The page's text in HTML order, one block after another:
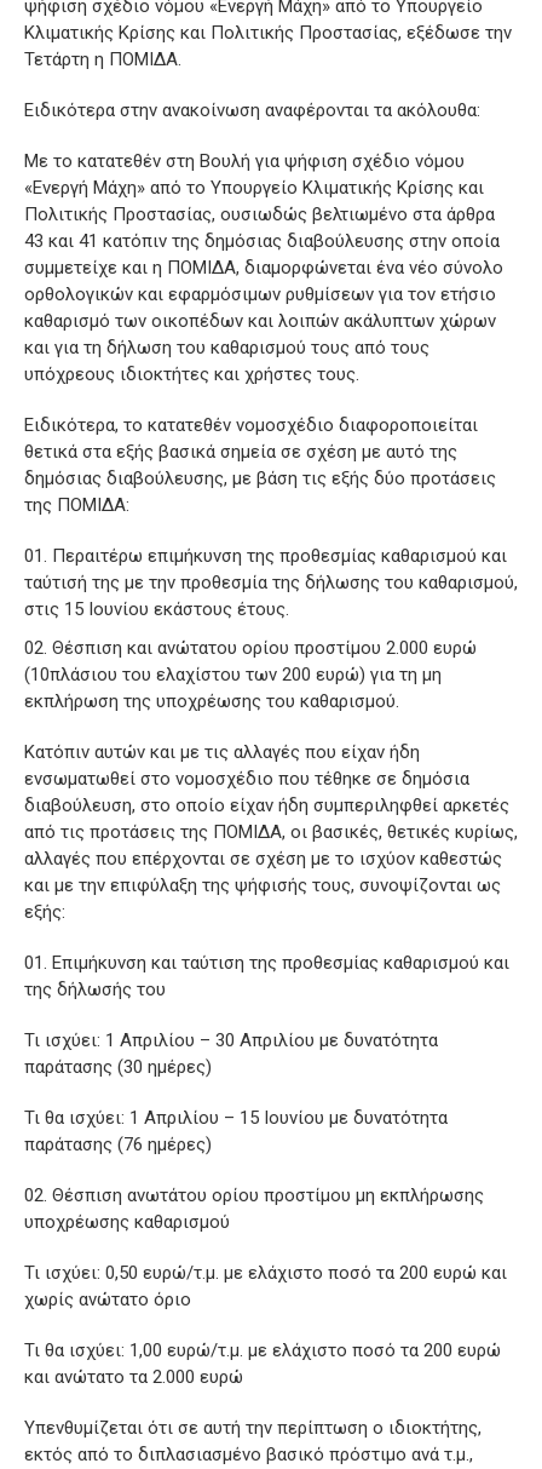
ψήφιση σχέδιο νόμου «Ενεργή Μάχη» από το Υπουργείο
Κλιματικής Κρίσης και Πολιτικής Προστασίας, εξέδωσε την
Τετάρτη η ΠΟΜΙΔΑ.
Ειδικότερα στην ανακοίνωση αναφέρονται τα ακόλουθα:
Με το κατατεθέν στη Βουλή για ψήφιση σχέδιο νόμου
«Ενεργή Μάχη» από το Υπουργείο Κλιματικής Κρίσης και
Πολιτικής Προστασίας, ουσιωδώς βελτιωμένο στα άρθρα
43 και 41 κατόπιν της δημόσιας διαβούλευσης στην οποία
συμμετείχε και η ΠΟΜΙΔΑ, διαμορφώνεται ένα νέο σύνολο
ορθολογικών και εφαρμόσιμων ρυθμίσεων για τον ετήσιο
καθαρισμό των οικοπέδων και λοιπών ακάλυπτων χώρων
και για τη δήλωση του καθαρισμού τους από τους
υπόχρεους ιδιοκτήτες και χρήστες τους.
Ειδικότερα, το κατατεθέν νομοσχέδιο διαφοροποιείται
θετικά στα εξής βασικά σημεία σε σχέση με αυτό της
δημόσιας διαβούλευσης, με βάση τις εξής δύο προτάσεις
της ΠΟΜΙΔΑ:
Περαιτέρω επιμήκυνση της προθεσμίας καθαρισμού και
ταύτισή της με την προθεσμία της δήλωσης του καθαρισμού,
στις 15 Ιουνίου εκάστους έτους.
Θέσπιση και ανώτατου ορίου προστίμου 2.000 ευρώ
(10πλάσιου του ελαχίστου των 200 ευρώ) για τη μη
εκπλήρωση της υποχρέωσης του καθαρισμού.
Κατόπιν αυτών και με τις αλλαγές που είχαν ήδη
ενσωματωθεί στο νομοσχέδιο που τέθηκε σε δημόσια
διαβούλευση, στο οποίο είχαν ήδη συμπεριληφθεί αρκετές
από τις προτάσεις της ΠΟΜΙΔΑ, οι βασικές, θετικές κυρίως,
αλλαγές που επέρχονται σε σχέση με το ισχύον καθεστώς
και με την επιφύλαξη της ψήφισής τους, συνοψίζονται ως
εξής:
Επιμήκυνση και ταύτιση της προθεσμίας καθαρισμού και
της δήλωσής του
Τι ισχύει: 1 Απριλίου – 30 Απριλίου με δυνατότητα
παράτασης (30 ημέρες)
Τι θα ισχύει: 1 Απριλίου – 15 Ιουνίου με δυνατότητα
παράτασης (76 ημέρες)
Θέσπιση ανωτάτου ορίου προστίμου μη εκπλήρωσης
υποχρέωσης καθαρισμού
Τι ισχύει: 0,50 ευρώ/τ.μ. με ελάχιστο ποσό τα 200 ευρώ και
χωρίς ανώτατο όριο
Τι θα ισχύει: 1,00 ευρώ/τ.μ. με ελάχιστο ποσό τα 200 ευρώ
και ανώτατο τα 2.000 ευρώ
Υπενθυμίζεται ότι σε αυτή την περίπτωση ο ιδιοκτήτης,
εκτός από το διπλασιασμένο βασικό πρόστιμο ανά τ.μ.,